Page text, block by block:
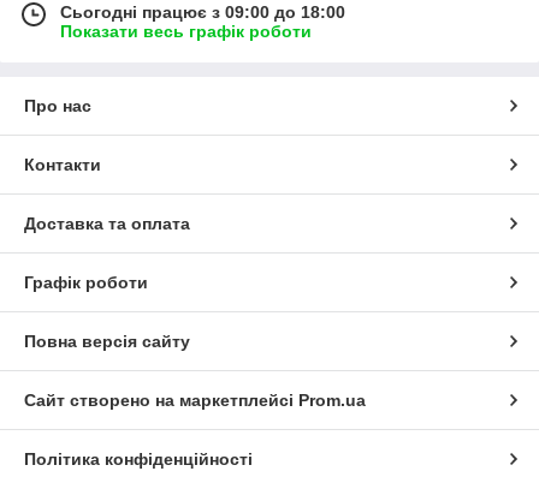
Сьогодні працює з 09:00 до 18:00
Показати весь графік роботи
Про нас
Контакти
Доставка та оплата
Графік роботи
Повна версія сайту
Сайт створено на маркетплейсі Prom.ua
Політика конфіденційності